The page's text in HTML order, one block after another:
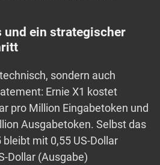
und ein strategischer
sondern auch
Ernie X1 kostet
pro Million Eingabetoken und
Ausgabetoken. Selbst das
mit 0,55 US-Dollar
Dollar (Ausgabe)